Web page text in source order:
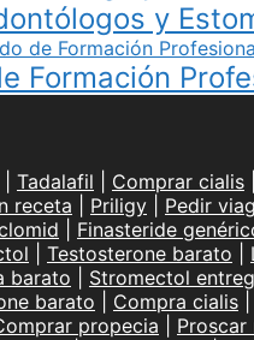
y
Formación
Tadalafil Comprar cialis
receta Priligy Pedir
Finasteride
Testosterone barato
barato Stromectol
barato Compra cialis
propecia